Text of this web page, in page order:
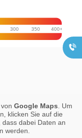
300 350 400+
Google Maps . Um
klicken Sie auf die
dabei Daten an
werden.